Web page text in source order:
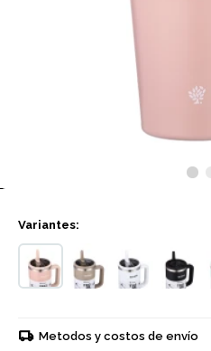
Variantes:
Metodos y costos de envío